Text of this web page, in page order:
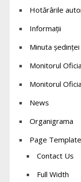
Hotărârile
Informații
Minuta
Monitorul
Monitorul
News
Organigrama
Page
Contact Us
Full Width